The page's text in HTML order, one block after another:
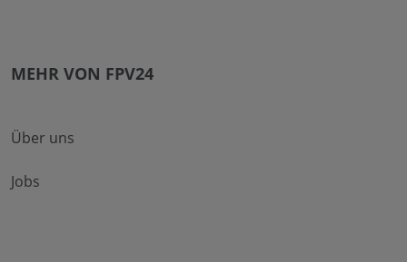
MEHR VON FPV24
Über uns
Jobs